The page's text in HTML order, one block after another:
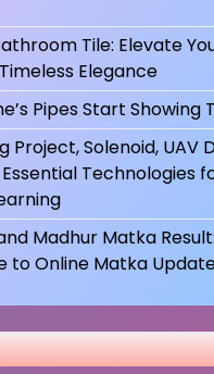
Tile: Elevate
Elegance
Pipes Start Showing
Project, Solenoid, UAV
Technologies
Madhur Matka Result:
to Online Matka